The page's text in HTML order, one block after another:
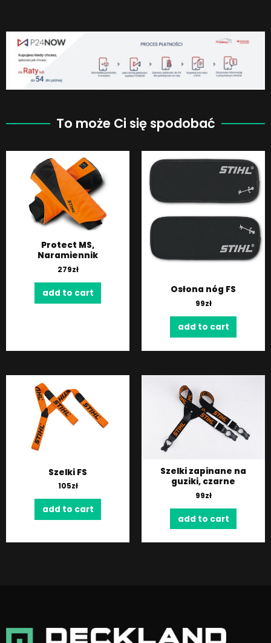
To może Ci się spodobać
Protect MS,
Naramiennik
279zł
add to cart Osłona nóg FS
99zł
add to cart
Szelki FS
105zł
add to cart
Szelki zapinane na
guziki, czarne
99zł
add to cart